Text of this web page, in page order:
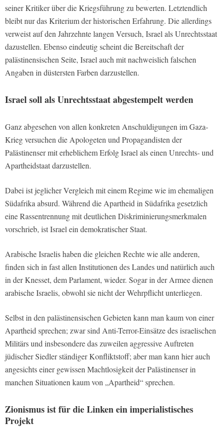
seiner Kritiker über die Kriegsführung zu bewerten. Letztendlich
bleibt nur das Kriterium der historischen Erfahrung. Die allerdings
verweist auf den Jahrzehnte langen Versuch, Israel als Unrechtsstaat
dazustellen. Ebenso eindeutig scheint die Bereitschaft der
palästinensischen Seite, Israel auch mit nachweislich falschen
Angaben in düstersten Farben darzustellen.
Israel soll als Unrechtsstaat abgestempelt werden
Ganz abgesehen von allen konkreten Anschuldigungen im Gaza-
Krieg versuchen die Apologeten und Propagandisten der
Palästinenser mit erheblichem Erfolg Israel als einen Unrechts- und
Apartheidstaat darzustellen.
Dabei ist jeglicher Vergleich mit einem Regime wie im ehemaligen
Südafrika absurd. Während die Apartheid in Südafrika gesetzlich
eine Rassentrennung mit deutlichen Diskriminierungsmerkmalen
vorschrieb, ist Israel ein demokratischer Staat.
Arabische Israelis haben die gleichen Rechte wie alle anderen,
finden sich in fast allen Institutionen des Landes und natürlich auch
in der Knesset, dem Parlament, wieder. Sogar in der Armee dienen
arabische Israelis, obwohl sie nicht der Wehrpflicht unterliegen.
Selbst in den palästinensischen Gebieten kann man kaum von einer
Apartheid sprechen; zwar sind Anti-Terror-Einsätze des israelischen
Militärs und insbesondere das zuweilen aggressive Auftreten
jüdischer Siedler ständiger Konfliktstoff; aber man kann hier auch
angesichts einer gewissen Machtlosigkeit der Palästinenser in
manchen Situationen kaum von „Apartheid“ sprechen.
Zionismus ist für die Linken ein imperialistisches
Projekt